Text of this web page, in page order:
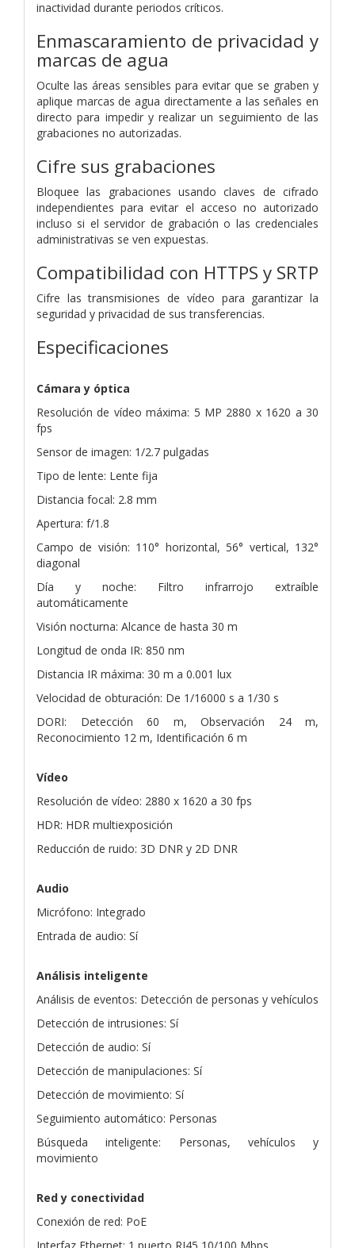
inactividad durante periodos críticos.
Enmascaramiento de privacidad y
marcas de agua
Oculte las áreas sensibles para evitar que se graben y
aplique marcas de agua directamente a las señales en
directo para impedir y realizar un seguimiento de las
grabaciones no autorizadas.
Cifre sus grabaciones
Bloquee las grabaciones usando claves de cifrado
independientes para evitar el acceso no autorizado
incluso si el servidor de grabación o las credenciales
administrativas se ven expuestas.
Compatibilidad con HTTPS y SRTP
Cifre las transmisiones de vídeo para garantizar la
seguridad y privacidad de sus transferencias.
Especificaciones
Cámara y óptica
Resolución de vídeo máxima: 5 MP 2880 x 1620 a 30
fps
Sensor de imagen: 1/2.7 pulgadas
Tipo de lente: Lente fija
Distancia focal: 2.8 mm
Apertura: f/1.8
Campo de visión: 110° horizontal, 56° vertical, 132°
diagonal
Día y noche: Filtro infrarrojo extraíble
automáticamente
Visión nocturna: Alcance de hasta 30 m
Longitud de onda IR: 850 nm
Distancia IR máxima: 30 m a 0.001 lux
Velocidad de obturación: De 1/16000 s a 1/30 s
DORI: Detección 60 m, Observación 24 m,
Reconocimiento 12 m, Identificación 6 m
Vídeo
Resolución de vídeo: 2880 x 1620 a 30 fps
HDR: HDR multiexposición
Reducción de ruido: 3D DNR y 2D DNR
Audio
Micrófono: Integrado
Entrada de audio: Sí
Análisis inteligente
Análisis de eventos: Detección de personas y vehículos
Detección de intrusiones: Sí
Detección de audio: Sí
Detección de manipulaciones: Sí
Detección de movimiento: Sí
Seguimiento automático: Personas
Búsqueda inteligente: Personas, vehículos y
movimiento
Red y conectividad
Conexión de red: PoE
Interfaz Ethernet: 1 puerto RJ45 10/100 Mbps